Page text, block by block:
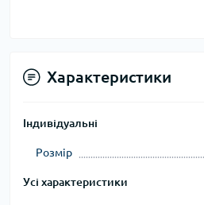
Характеристики
Індивідуальні
Розмір
Усі характеристики